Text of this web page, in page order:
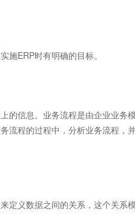
ERP时有明确的目标。
的信息。业务流程是由企业业务
流程的过程中，分析业务流程，
定义数据之间的关系，这个关系